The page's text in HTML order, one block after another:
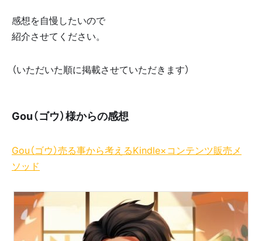
感想を自慢したいので
紹介させてください。
（いただいた順に掲載させていただきます）
Gou（ゴウ）様からの感想
Gou（ゴウ）売る事から考えるKindle×コンテンツ販売メ
ソッド